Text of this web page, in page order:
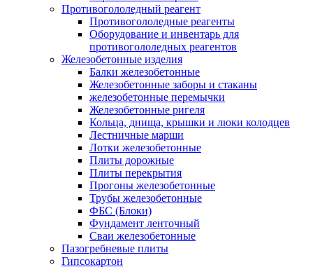
Противогололедный реагент
Противогололедные реагенты
Оборудование и инвентарь для
противогололедных реагентов
Железобетонные изделия
Балки железобетонные
Железобетонные заборы и стаканы
железобетонные перемычки
Железобетонные ригеля
Кольца, днища, крышки и люки колодцев
Лестничные марши
Лотки железобетонные
Плиты дорожные
Плиты перекрытия
Прогоны железобетонные
Трубы железобетонные
ФБС (Блоки)
Фундамент ленточный
Сваи железобетонные
Пазогребневые плиты
Гипсокартон